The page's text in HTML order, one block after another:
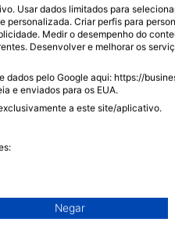
Usar dados limitados para
personalizada. Criar perfis para
Medir o desempenho do
Desenvolver e melhorar os
dados pelo Google aqui: https://
e enviados para os EUA.
a este site/aplicativo.
Negar